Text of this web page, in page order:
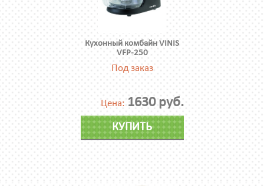
Кухонный комбайн VINIS
VFP-250
Под заказ
Цена: 1630 руб.
КУПИТЬ